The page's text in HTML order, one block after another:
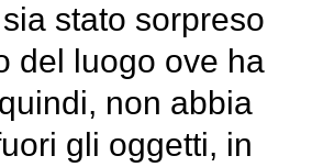
stato sorpreso
del luogo ove ha
non abbia
gli oggetti, in